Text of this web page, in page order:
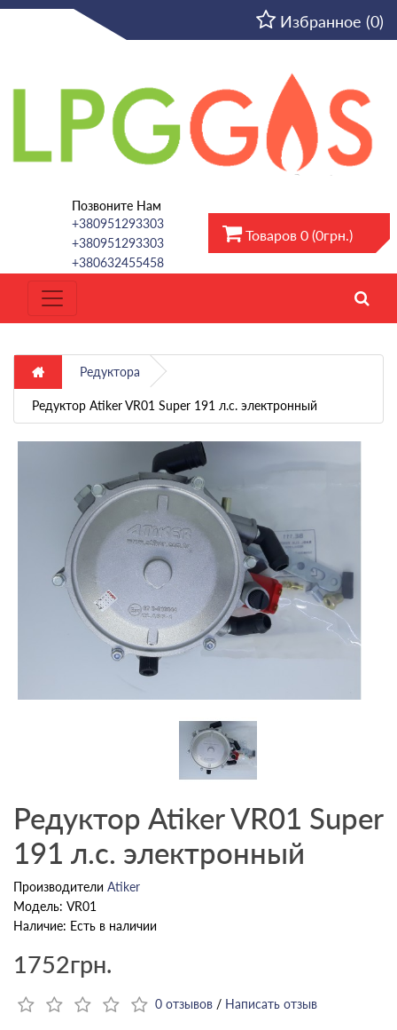
Избранное (0)
Позвоните Нам
+380951293303
+380951293303
+380632455458
Товаров 0 (0грн.)
Редуктора
Редуктор Atiker VR01 Super 191 л.с. электронный
Редуктор Atiker VR01 Super
191 л.с. электронный
Производители Atiker
Модель: VR01
Наличие: Есть в наличии
1752грн.
0 отзывов / Написать отзыв